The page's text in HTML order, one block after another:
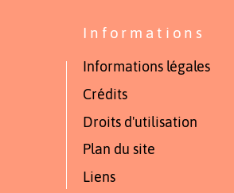
Informations
Informations légales
Crédits
Droits d'utilisation
Plan du site
Liens